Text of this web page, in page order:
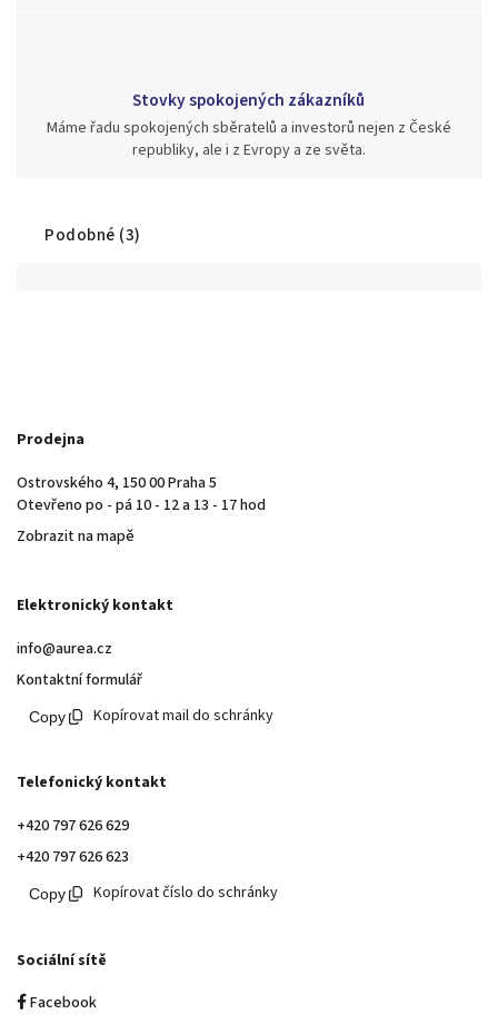
Stovky spokojených zákazníků
Máme řadu spokojených sběratelů a investorů nejen z České
republiky, ale i z Evropy a ze světa.
Podobné (3)
Prodejna
Ostrovského 4, 150 00 Praha 5
Otevřeno po - pá 10 - 12 a 13 - 17 hod
Zobrazit na mapě
Elektronický kontakt
info@aurea.cz
Kontaktní formulář
Kopírovat mail do schránky
Telefonický kontakt
+420 797 626 629
+420 797 626 623
Kopírovat číslo do schránky
Sociální sítě
Facebook